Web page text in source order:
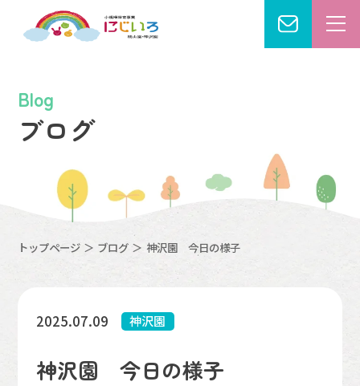
Blog
ブログ
トップページ ブログ 神沢園 今日の様子
2025.07.09 神沢園
神沢園 今日の様子